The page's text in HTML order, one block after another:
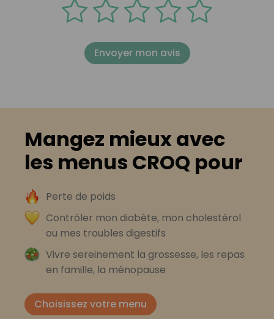
Envoyer mon avis
Mangez mieux avec
les menus CROQ pour
Perte de poids
Contrôler mon diabète, mon cholestérol
ou mes troubles digestifs
Vivre sereinement la grossesse, les repas
en famille, la ménopause
Choisissez votre menu